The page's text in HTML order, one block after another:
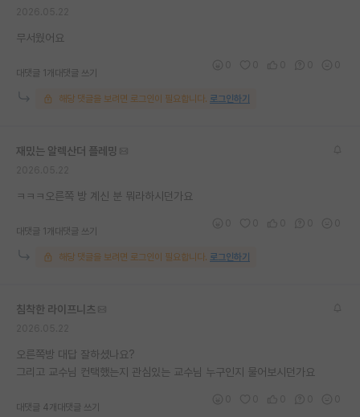
커리어
유학교육
이벤트
무서웠어요
대댓글 1개 대댓글 쓰기
해당 댓글을 보려면 로그인이 필요합니다. 로그인하기
재밌는 알렉산더 플레밍
ㅋㅋㅋ오른쪽 방 계신 분 뭐라하시던가요
대댓글 1개 대댓글 쓰기
해당 댓글을 보려면 로그인이 필요합니다. 로그인하기
침착한 라이프니츠
오른쪽방 대답 잘하셨나요?
그리고 교수님 컨택했는지 관심있는 교수님 누구인지 물어보시던가요
대댓글 4개 대댓글 쓰기